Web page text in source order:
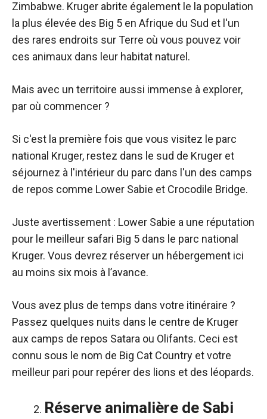
Zimbabwe. Kruger abrite également le la population
la plus élevée des Big 5 en Afrique du Sud et l'un
des rares endroits sur Terre où vous pouvez voir
ces animaux dans leur habitat naturel.
Mais avec un territoire aussi immense à explorer,
par où commencer ?
Si c'est la première fois que vous visitez le parc
national Kruger, restez dans le sud de Kruger et
séjournez à l'intérieur du parc dans l'un des camps
de repos comme Lower Sabie et Crocodile Bridge.
Juste avertissement : Lower Sabie a une réputation
pour le meilleur safari Big 5 dans le parc national
Kruger. Vous devrez réserver un hébergement ici
au moins six mois à l’avance.
Vous avez plus de temps dans votre itinéraire ?
Passez quelques nuits dans le centre de Kruger
aux camps de repos Satara ou Olifants. Ceci est
connu sous le nom de Big Cat Country et votre
meilleur pari pour repérer des lions et des léopards.
Réserve animalière de Sabi